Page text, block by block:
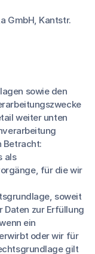
GmbH, Kantstr.
sowie den
weiter unten
Betracht:
als
für die wir
soweit
Daten zur Erfüllung
ein
oder wir für
gilt